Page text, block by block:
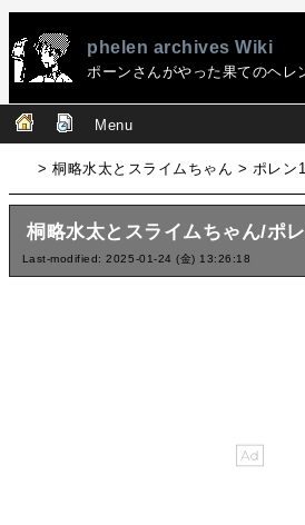
phelen archives Wiki
ポーンさんがやった果てのヘレ
Menu
> 桐略水太とスライムちゃん > ポレン
桐略水太とスライムちゃん/ポ
Last-modified: 2025-01-24 (金) 13:26:18